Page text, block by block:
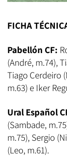
FICHA
Pabellón CF:
(André, m.74),
Tiago Cerdeiro
m.63) e Iker
Ural Español
(Sambade,
m.75), Sergio
(Leo, m.61).